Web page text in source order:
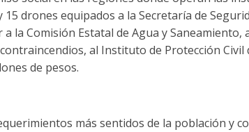
drones equipados a la Secretaría de
la Comisión Estatal de Agua y Saneamiento,
al Instituto de Protección Civil
de pesos.
más sentidos de la población y